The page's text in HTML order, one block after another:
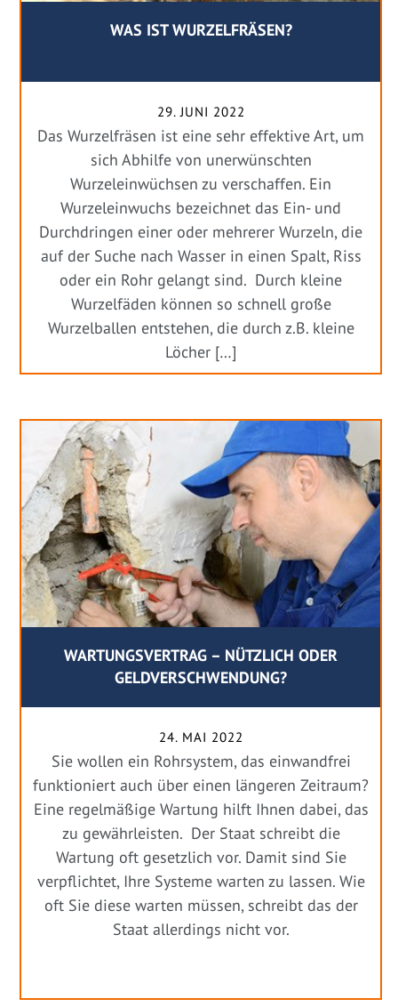
WAS IST WURZELFRÄSEN?
29. JUNI 2022
Das Wurzelfräsen ist eine sehr effektive Art, um
sich Abhilfe von unerwünschten
Wurzeleinwüchsen zu verschaffen. Ein
Wurzeleinwuchs bezeichnet das Ein- und
Durchdringen einer oder mehrerer Wurzeln, die
auf der Suche nach Wasser in einen Spalt, Riss
oder ein Rohr gelangt sind. Durch kleine
Wurzelfäden können so schnell große
Wurzelballen entstehen, die durch z.B. kleine
Löcher […]
WARTUNGSVERTRAG – NÜTZLICH ODER
GELDVERSCHWENDUNG?
24. MAI 2022
Sie wollen ein Rohrsystem, das einwandfrei
funktioniert auch über einen längeren Zeitraum?
Eine regelmäßige Wartung hilft Ihnen dabei, das
zu gewährleisten. Der Staat schreibt die
Wartung oft gesetzlich vor. Damit sind Sie
verpflichtet, Ihre Systeme warten zu lassen. Wie
oft Sie diese warten müssen, schreibt das der
Staat allerdings nicht vor.